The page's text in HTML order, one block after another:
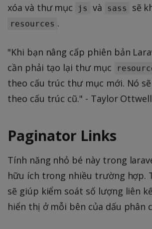
xóa và thư mục
js và sass sẽ
resources .
"Khi bạn nâng cấp phiên bản
cần phải tạo lại thư mục
theo cấu trúc thư mục mới. Nó
theo cấu trúc cũ." - Taylor
Paginator Links
Tính năng nhỏ bé này trong
hữu ích trong nhiều trường hợp.
sẽ giúp kiểm soát số lượng liên
hiển thị ở mỗi bên của dấu phân